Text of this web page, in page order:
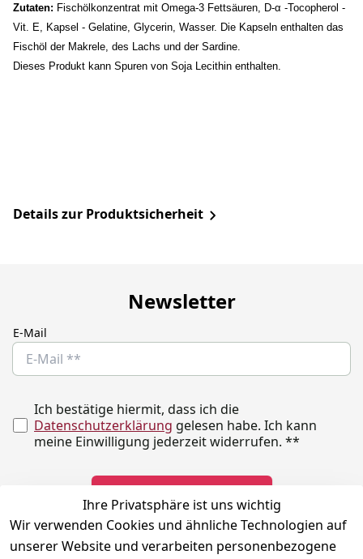
Zutaten: Fischölkonzentrat mit Omega-3 Fettsäuren, D-α -Tocopherol -
Vit. E, Kapsel - Gelatine, Glycerin, Wasser. Die Kapseln enthalten das
Fischöl der Makrele, des Lachs und der Sardine.
Dieses Produkt kann Spuren von Soja Lecithin enthalten.
Details zur Produktsicherheit
Newsletter
E-Mail
Ich bestätige hiermit, dass ich die
Datenschutzerklärung gelesen habe. Ich kann
meine Einwilligung jederzeit widerrufen. **
** markierte Felder sind erforderlich
Ihre Privatsphäre ist uns wichtig
Wir verwenden Cookies und ähnliche Technologien auf
unserer Website und verarbeiten personenbezogene